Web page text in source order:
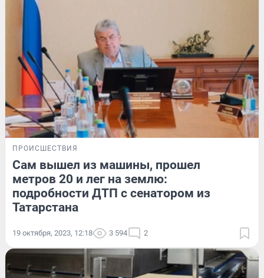
ПРОИСШЕСТВИЯ
Сам вышел из машины, прошел
метров 20 и лег на землю:
подробности ДТП с сенатором из
Татарстана
19 октября, 2023, 12:18 3 594 2